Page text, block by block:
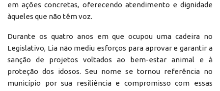
em ações concretas, oferecendo atendimento e dignidade
àqueles que não têm voz.
Durante os quatro anos em que ocupou uma cadeira no
Legislativo, Lia não mediu esforços para aprovar e garantir a
sanção de projetos voltados ao bem-estar animal e à
proteção dos idosos. Seu nome se tornou referência no
município por sua resiliência e compromisso com essas